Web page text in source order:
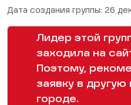
Дата создания группы: 26
Лидер этой
заходила на
Поэтому,
заявку в другую
городе.